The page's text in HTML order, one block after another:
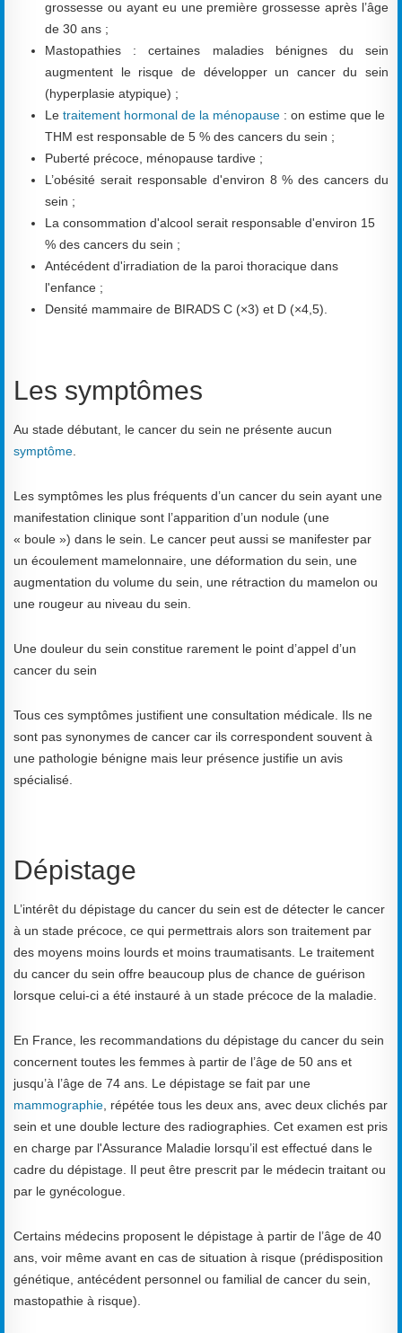
grossesse ou ayant eu une première grossesse après l’âge
de 30 ans ;
Mastopathies : certaines maladies bénignes du sein
augmentent le risque de développer un cancer du sein
(hyperplasie atypique) ;
Le traitement hormonal de la ménopause : on estime que le
THM est responsable de 5 % des cancers du sein ;
Puberté précoce, ménopause tardive ;
L’obésité serait responsable d'environ 8 % des cancers du
sein ;
La consommation d'alcool serait responsable d'environ 15
% des cancers du sein ;
Antécédent d'irradiation de la paroi thoracique dans
l'enfance ;
Densité mammaire de BIRADS C (×3) et D (×4,5).
Les symptômes
Au stade débutant, le cancer du sein ne présente aucun
symptôme
Les symptômes les plus fréquents d’un cancer du sein ayant une
manifestation clinique sont l’apparition d’un nodule (une
« boule ») dans le sein. Le cancer peut aussi se manifester par
un écoulement mamelonnaire, une déformation du sein, une
augmentation du volume du sein, une rétraction du mamelon ou
une rougeur au niveau du sein.
Une douleur du sein constitue rarement le point d’appel d’un
cancer du sein
Tous ces symptômes justifient une consultation médicale. Ils ne
sont pas synonymes de cancer car ils correspondent souvent à
une pathologie bénigne mais leur présence justifie un avis
spécialisé.
Dépistage
L’intérêt du dépistage du cancer du sein est de détecter le cancer
à un stade précoce, ce qui permettrais alors son traitement par
des moyens moins lourds et moins traumatisants. Le traitement
du cancer du sein offre beaucoup plus de chance de guérison
lorsque celui-ci a été instauré à un stade précoce de la maladie.
En France, les recommandations du dépistage du cancer du sein
concernent toutes les femmes à partir de l’âge de 50 ans et
jusqu’à l’âge de 74 ans. Le dépistage se fait par une
mammographie , répétée tous les deux ans, avec deux clichés par
sein et une double lecture des radiographies. Cet examen est pris
en charge par l'Assurance Maladie lorsqu’il est effectué dans le
cadre du dépistage. Il peut être prescrit par le médecin traitant ou
par le gynécologue.
Certains médecins proposent le dépistage à partir de l’âge de 40
ans, voir même avant en cas de situation à risque (prédisposition
génétique, antécédent personnel ou familial de cancer du sein,
mastopathie à risque).